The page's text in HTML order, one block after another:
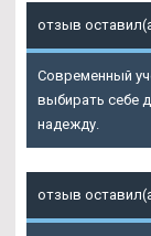
отзыв
Современный
выбирать себе
надежду.
отзыв